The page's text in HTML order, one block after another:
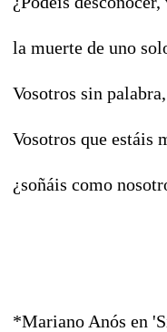
la muerte de uno
Vosotros sin
Vosotros que estáis
¿soñáis como
*Mariano Anós en